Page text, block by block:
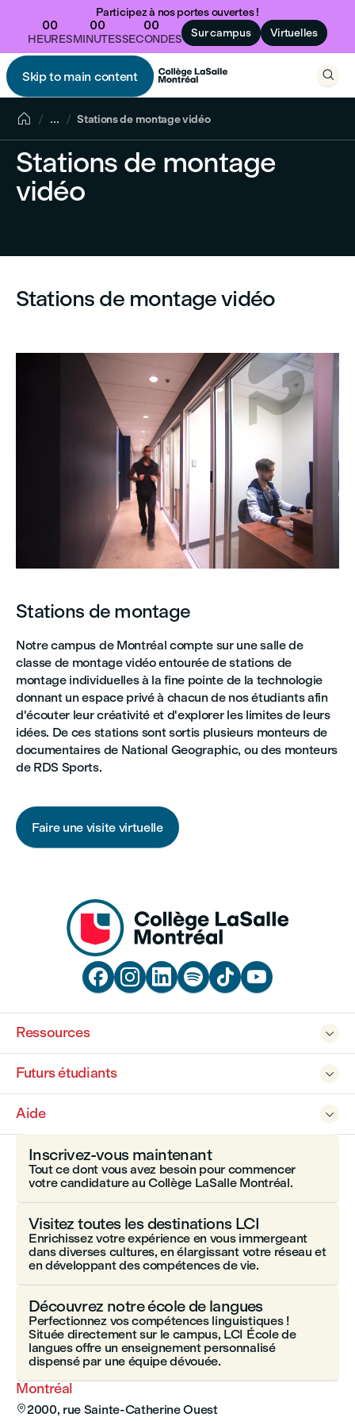
Participez à nos portes ouvertes !
00
HEURES
00
MINUTES
00
SECONDES Sur campus Virtuelles
Skip to main content
 
 ... Stations de montage vidéo
Stations de montage
vidéo
Stations de montage vidéo
Stations de montage
Notre campus de Montréal compte sur une salle de
classe de montage vidéo entourée de stations de
montage individuelles à la fine pointe de la technologie
donnant un espace privé à chacun de nos étudiants afin
d'écouter leur créativité et d'explorer les limites de leurs
idées. De ces stations sont sortis plusieurs monteurs de
documentaires de National Geographic, ou des monteurs
de RDS Sports.
Faire une visite virtuelle
     

Ressources

Futurs étudiants

Aide
Montréal
2000, rue Sainte-Catherine Ouest
Inscrivez-vous maintenant
Tout ce dont vous avez besoin pour commencer
votre candidature au Collège LaSalle Montréal.
Visitez toutes les destinations LCI
Enrichissez votre expérience en vous immergeant
dans diverses cultures, en élargissant votre réseau et
en développant des compétences de vie.
Découvrez notre école de langues
Perfectionnez vos compétences linguistiques !
Située directement sur le campus, LCI École de
langues offre un enseignement personnalisé
dispensé par une équipe dévouée.